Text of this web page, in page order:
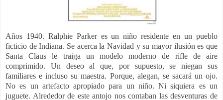
Años 1940. Ralphie Parker es un niño residente en un pueblo
ficticio de Indiana. Se acerca la Navidad y su mayor ilusión es que
Santa Claus le traiga un modelo moderno de rifle de aire
comprimido. Un deseo al que, por supuesto, se niegan sus
familiares e incluso su maestra. Porque, alegan, se sacará un ojo.
No es un artefacto apropiado para un niño. Ni siquiera es un
juguete. Alrededor de este antojo nos contaban las desventuras de